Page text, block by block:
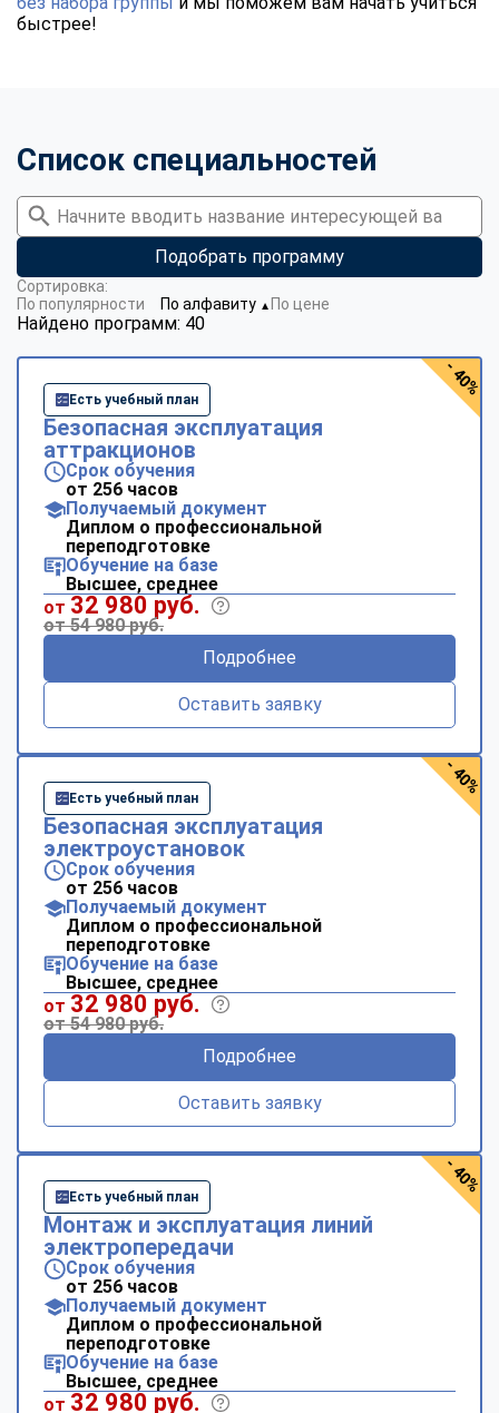
быстрее!
Список специальностей
Подобрать программу
Найдено программ: 40
Сортировка:
По популярности
По алфавиту ▼ По цене
Есть учебный план
Безопасная эксплуатация
аттракционов
Срок обучения
от 256 часов
Получаемый документ
Диплом о профессиональной
переподготовке
Обучение на базе
Высшее, среднее
от 32 980 руб.
от 54 980 руб.
Подробнее
Оставить заявку
- 40%
Есть учебный план
Безопасная эксплуатация
электроустановок
Срок обучения
от 256 часов
Получаемый документ
Диплом о профессиональной
переподготовке
Обучение на базе
Высшее, среднее
от 32 980 руб.
от 54 980 руб.
Подробнее
Оставить заявку
- 40%
Есть учебный план
Монтаж и эксплуатация линий
электропередачи
Срок обучения
от 256 часов
Получаемый документ
Диплом о профессиональной
переподготовке
Обучение на базе
Высшее, среднее
от 32 980 руб.
- 40%